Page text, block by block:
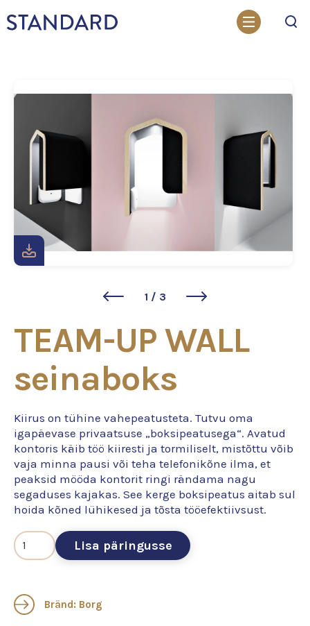
1 / 3
TEAM-UP WALL
seinaboks
Kiirus on tühine vahepeatusteta. Tutvu oma
igapäevase privaatsuse „boksipeatusega“. Avatud
kontoris käib töö kiiresti ja tormiliselt, mistõttu võib
vaja minna pausi või teha telefonikõne ilma, et
peaksid mööda kontorit ringi rändama nagu
segaduses kajakas. See kerge boksipeatus aitab sul
hoida kõned lühikesed ja tõsta tööefektiivsust.
Lisa päringusse
Bränd: Borg